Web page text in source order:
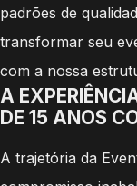
padrões de
transformar seu
com a nossa
A
DE 15 ANOS
A trajetória da